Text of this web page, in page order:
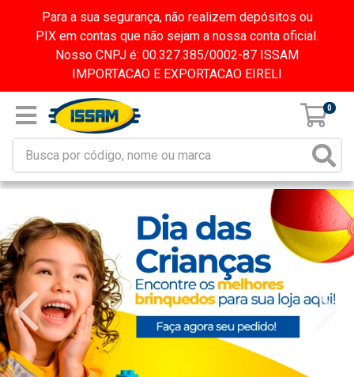
Para a sua segurança, não realizem depósitos ou
PIX em contas que não sejam a nossa conta oficial.
Nosso CNPJ é: 00.327.385/0002-87 ISSAM
IMPORTACAO E EXPORTACAO EIRELI
0